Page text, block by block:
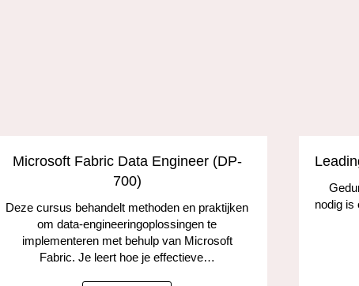
Microsoft Fabric Data Engineer (DP-
700)
Deze cursus behandelt methoden en praktijken
om data-engineeringoplossingen te
implementeren met behulp van Microsoft
Fabric. Je leert hoe je effectieve…
nodig is